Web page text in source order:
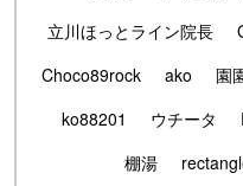
立川ほっとライン院長
Choco89rock
ako 園
ko88201
ウチータ
棚湯